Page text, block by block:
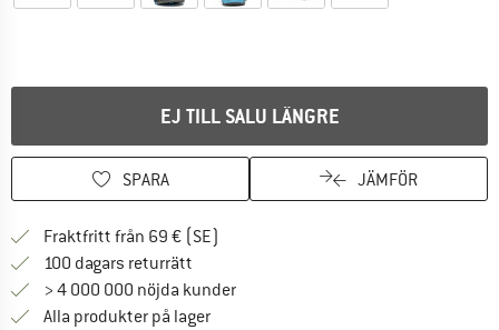
EJ TILL SALU LÄNGRE
SPARA JÄMFÖR
Fraktfritt från 69 € (SE)
100 dagars returrätt
> 4 000 000 nöjda kunder
Alla produkter på lager